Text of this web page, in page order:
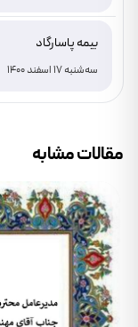
بیمه پاسارگاد
سه‌شنبه 17 اسفند 1400
مقالات مشابه